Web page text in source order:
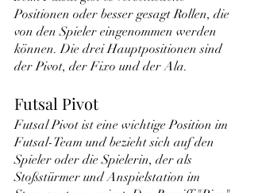
Positionen oder besser gesagt Rollen, die
von den Spieler eingenommen werden
können. Die drei Hauptpositionen sind
der Pivot, der Fixo und der Ala.
Futsal Pivot
Futsal Pivot ist eine wichtige Position im
Futsal-Team und bezieht sich auf den
Spieler oder die Spielerin, der als
Stoßstürmer und Anspielstation im